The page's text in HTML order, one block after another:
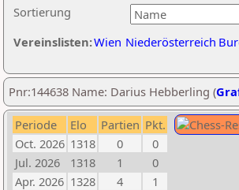
Sortierung
Vereinslisten:Wien Niederösterreich
Pnr:144638 Name: Darius Hebberling (
Periode Elo Partien Pkt.
Oct. 2026 1318 0
0
Jul. 2026
1318 1
0
Apr. 2026 1328 4
1